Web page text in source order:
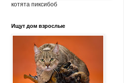
котята пиксибоб
Ищут дом взрослые